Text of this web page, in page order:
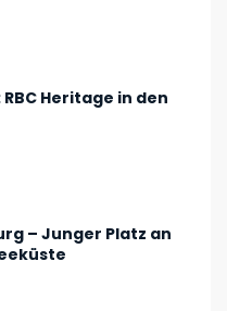
Heritage in den
– Junger Platz an